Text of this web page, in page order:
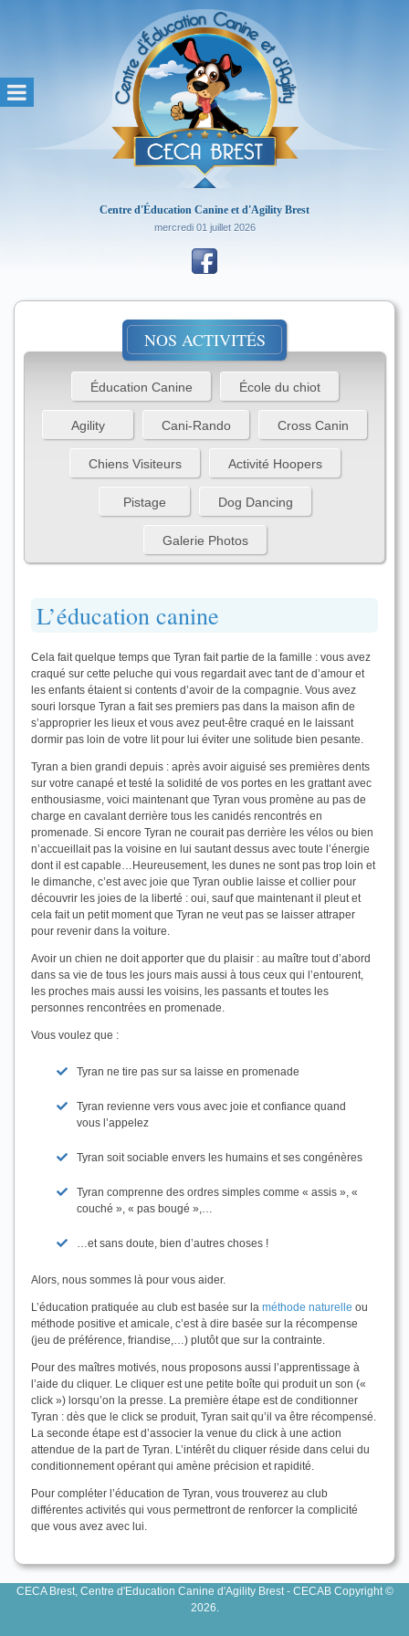
Centre d'Éducation Canine et d'Agility Brest
mercredi 01 juillet 2026
NOS ACTIVITÉS
Éducation Canine École du chiot
Agility Cani-Rando Cross Canin
Chiens Visiteurs Activité Hoopers
Pistage Dog Dancing
Galerie Photos
L’éducation canine
Cela fait quelque temps que Tyran fait partie de la famille : vous avez
craqué sur cette peluche qui vous regardait avec tant de d’amour et
les enfants étaient si contents d’avoir de la compagnie. Vous avez
souri lorsque Tyran a fait ses premiers pas dans la maison afin de
s’approprier les lieux et vous avez peut-être craqué en le laissant
dormir pas loin de votre lit pour lui éviter une solitude bien pesante.
Tyran a bien grandi depuis : après avoir aiguisé ses premières dents
sur votre canapé et testé la solidité de vos portes en les grattant avec
enthousiasme, voici maintenant que Tyran vous promène au pas de
charge en cavalant derrière tous les canidés rencontrés en
promenade. Si encore Tyran ne courait pas derrière les vélos ou bien
n’accueillait pas la voisine en lui sautant dessus avec toute l’énergie
dont il est capable…Heureusement, les dunes ne sont pas trop loin et
le dimanche, c’est avec joie que Tyran oublie laisse et collier pour
découvrir les joies de la liberté : oui, sauf que maintenant il pleut et
cela fait un petit moment que Tyran ne veut pas se laisser attraper
pour revenir dans la voiture.
Avoir un chien ne doit apporter que du plaisir : au maître tout d’abord
dans sa vie de tous les jours mais aussi à tous ceux qui l’entourent,
les proches mais aussi les voisins, les passants et toutes les
personnes rencontrées en promenade.
Vous voulez que :
Tyran ne tire pas sur sa laisse en promenade
Tyran revienne vers vous avec joie et confiance quand
vous l’appelez
Tyran soit sociable envers les humains et ses congénères
Tyran comprenne des ordres simples comme « assis », «
couché », « pas bougé »,…
…et sans doute, bien d’autres choses !
Alors, nous sommes là pour vous aider.
L’éducation pratiquée au club est basée sur la méthode naturelle ou
méthode positive et amicale, c’est à dire basée sur la récompense
(jeu de préférence, friandise,…) plutôt que sur la contrainte.
Pour des maîtres motivés, nous proposons aussi l’apprentissage à
l’aide du cliquer. Le cliquer est une petite boîte qui produit un son («
click ») lorsqu’on la presse. La première étape est de conditionner
Tyran : dès que le click se produit, Tyran sait qu’il va être récompensé.
La seconde étape est d’associer la venue du click à une action
attendue de la part de Tyran. L’intérêt du cliquer réside dans celui du
conditionnement opérant qui amène précision et rapidité.
Pour compléter l’éducation de Tyran, vous trouverez au club
différentes activités qui vous permettront de renforcer la complicité
que vous avez avec lui.
CECA Brest, Centre d'Education Canine d'Agility Brest - CECAB Copyright ©
2026.